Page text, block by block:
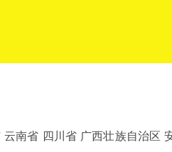
南省 四川省 广西壮族自治区